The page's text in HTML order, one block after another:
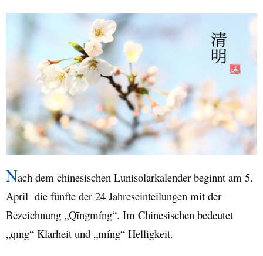
Nach dem chinesischen Lunisolarkalender beginnt am 5.
April die fünfte der 24 Jahreseinteilungen mit der
Bezeichnung „Qīngmíng“. Im Chinesischen bedeutet
„qīng“ Klarheit und „míng“ Helligkeit.